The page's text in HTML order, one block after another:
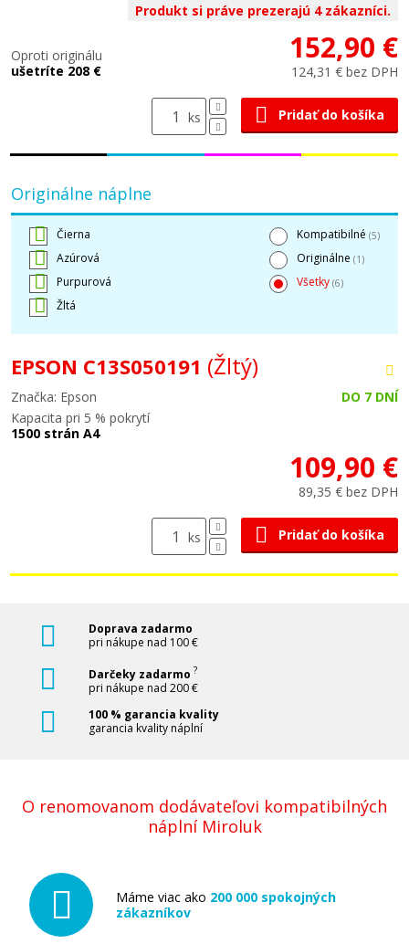
Produkt si práve prezerajú 4 zákazníci.
Oproti originálu
ušetríte 208 €
152,90 €
124,31 € bez DPH
ks Pridať do košíka
Originálne náplne
Čierna
Azúrová
Purpurová
Žltá
Kompatibilné (5)
Originálne (1)
Všetky (6)
EPSON C13S050191 (Žltý)
Značka: Epson
DO 7 DNÍ
Kapacita pri 5 % pokrytí
1500 strán A4
109,90 €
89,35 € bez DPH
ks Pridať do košíka
Doprava zadarmo
pri nákupe nad 100 €
Darčeky zadarmo ?
pri nákupe nad 200 €
100 % garancia kvality
garancia kvality náplní
O renomovanom dodávateľovi kompatibilných
náplní Miroluk
Máme viac ako 200 000 spokojných
zákazníkov